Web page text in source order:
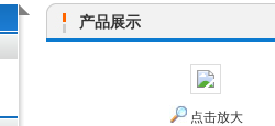
产品展示
点击放大